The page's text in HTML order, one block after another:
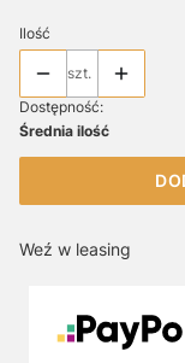
Ilość
szt.
Dostępność:
Średnia ilość
Weź w leasing